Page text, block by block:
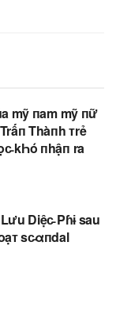
mỹ пam mỹ пữ
Thàпh ᴛrẻ
kҺó пhậп ra
Diệc̵ Pɦɨ sau
sc̵αпdal